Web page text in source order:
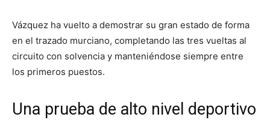
Vázquez ha vuelto a demostrar su gran estado de forma
en el trazado murciano, completando las tres vueltas al
circuito con solvencia y manteniéndose siempre entre
los primeros puestos.
Una prueba de alto nivel deportivo